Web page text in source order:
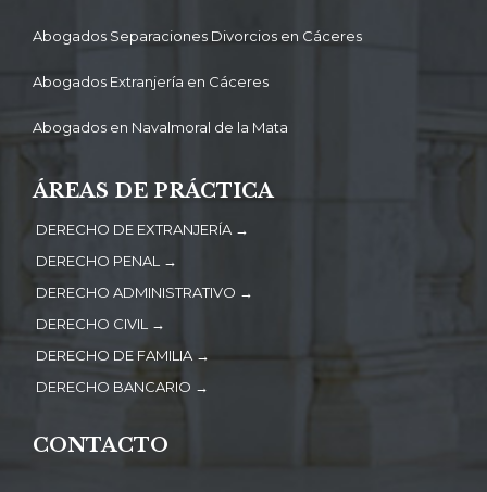
Abogados Separaciones Divorcios en Cáceres
Abogados Extranjería en Cáceres
Abogados en Navalmoral de la Mata
ÁREAS DE PRÁCTICA
DERECHO DE EXTRANJERÍA →
DERECHO PENAL →
DERECHO ADMINISTRATIVO →
DERECHO CIVIL →
DERECHO DE FAMILIA →
DERECHO BANCARIO →
CONTACTO